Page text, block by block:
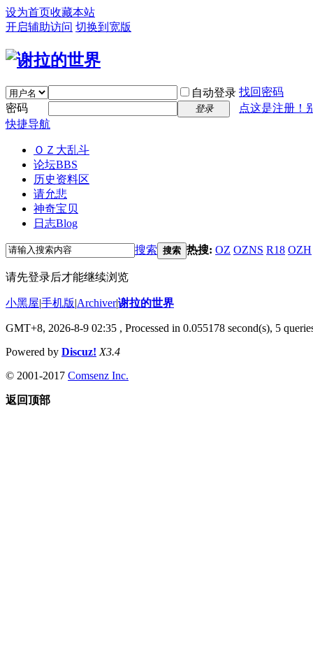
设为首页收藏本站
开启辅助访问 切换到宽版
自动登录 找回密码
密码
登录
点这是注册！
快捷导航
ＯＺ大乱斗
论坛BBS
历史资料区
请允悲
神奇宝贝
日志Blog
搜索 搜索 热搜: OZ OZNS R18 OZH
请先登录后才能继续浏览
小黑屋|手机版|Archiver|谢拉的世界
GMT+8, 2026-8-9 02:35 , Processed in 0.055178 second(s), 5
Powered by Discuz! X3.4
© 2001-2017 Comsenz Inc.
返回顶部